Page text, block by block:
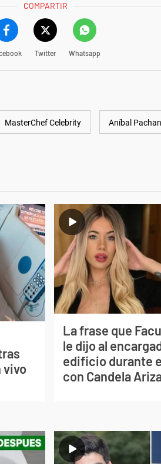
COMPARTIR
Twitter Whatsapp
MasterChef Celebrity Aníbal
vivo
La frase que
le dijo al
edificio durante
con Candela